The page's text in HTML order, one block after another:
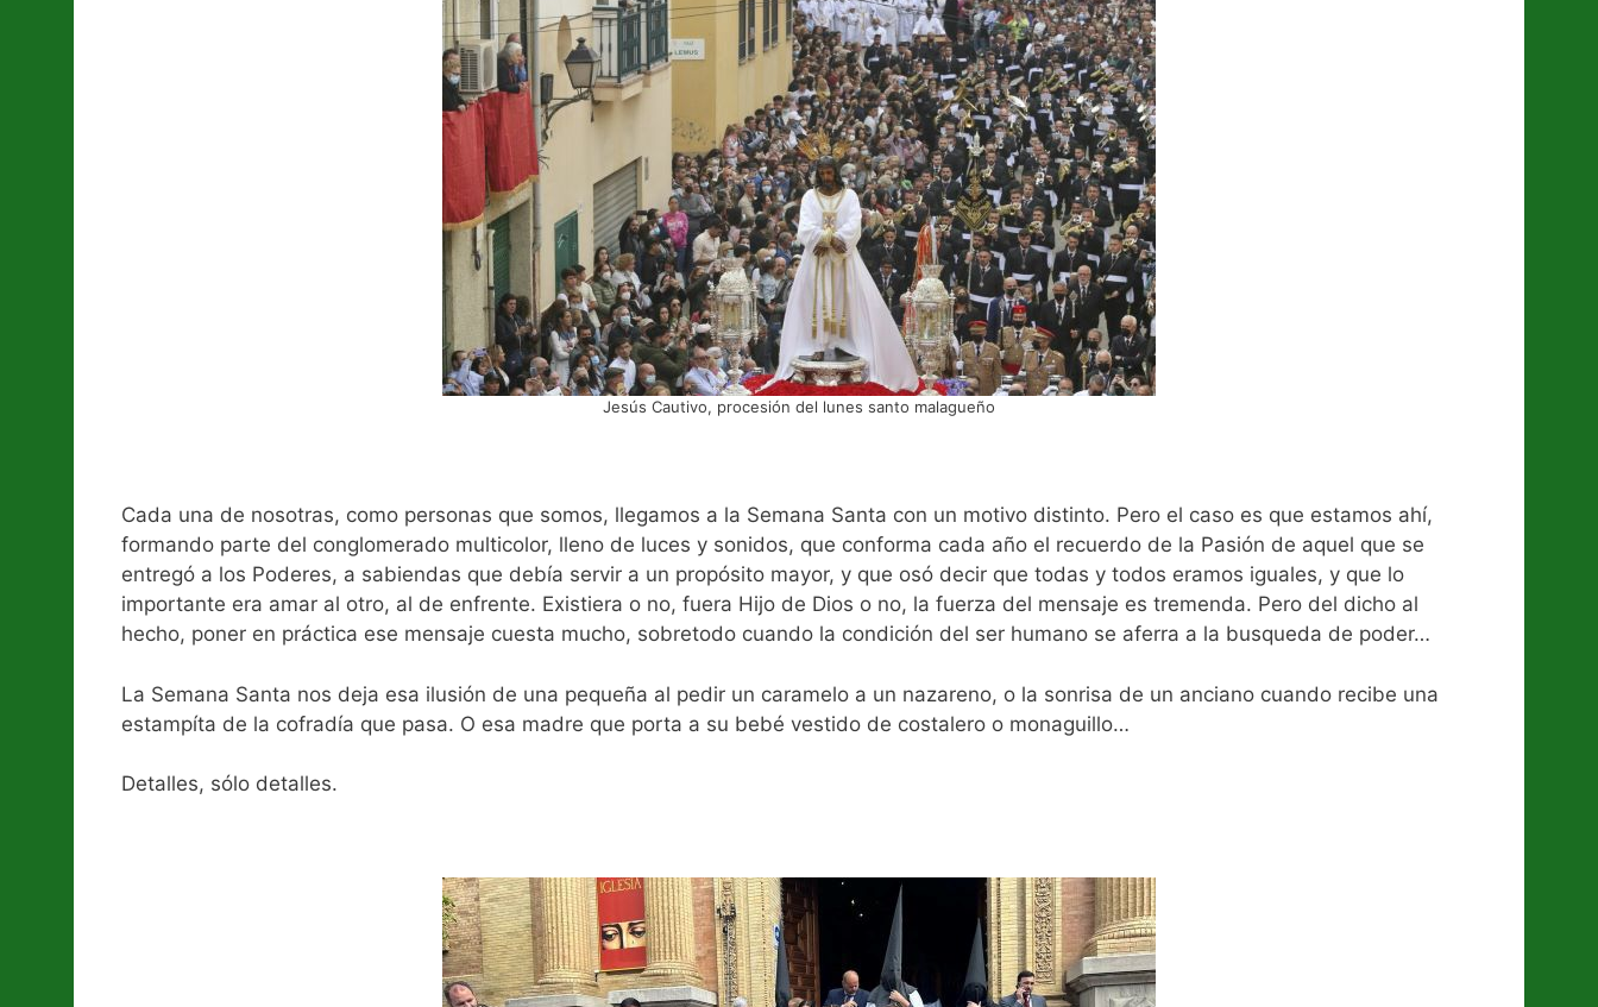
Jesús Cautivo, procesión del lunes santo malagueño
Cada una de nosotras, como personas que somos, llegamos a la Semana Santa con un motivo distinto. Pero el caso es que estamos ahí,
formando parte del conglomerado multicolor, lleno de luces y sonidos, que conforma cada año el recuerdo de la Pasión de aquel que se
entregó a los Poderes, a sabiendas que debía servir a un propósito mayor, y que osó decir que todas y todos eramos iguales, y que lo
importante era amar al otro, al de enfrente. Existiera o no, fuera Hijo de Dios o no, la fuerza del mensaje es tremenda. Pero del dicho al
hecho, poner en práctica ese mensaje cuesta mucho, sobretodo cuando la condición del ser humano se aferra a la busqueda de poder…
La Semana Santa nos deja esa ilusión de una pequeña al pedir un caramelo a un nazareno, o la sonrisa de un anciano cuando recibe una
estampíta de la cofradía que pasa. O esa madre que porta a su bebé vestido de costalero o monaguillo…
Detalles, sólo detalles.